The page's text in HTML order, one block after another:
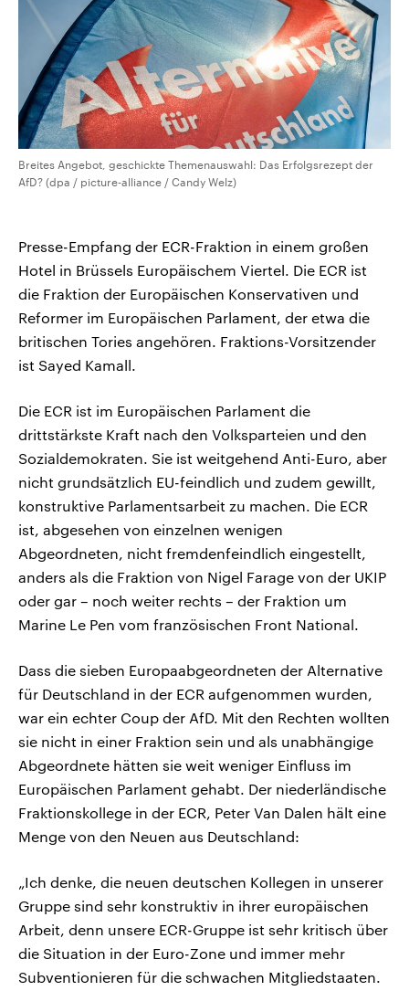
Breites Angebot, geschickte Themenauswahl: Das Erfolgsrezept der
AfD? (dpa / picture-alliance / Candy Welz)
Presse-Empfang der ECR-Fraktion in einem großen
Hotel in Brüssels Europäischem Viertel. Die ECR ist
die Fraktion der Europäischen Konservativen und
Reformer im Europäischen Parlament, der etwa die
britischen Tories angehören. Fraktions-Vorsitzender
ist Sayed Kamall.
Die ECR ist im Europäischen Parlament die
drittstärkste Kraft nach den Volksparteien und den
Sozialdemokraten. Sie ist weitgehend Anti-Euro, aber
nicht grundsätzlich EU-feindlich und zudem gewillt,
konstruktive Parlamentsarbeit zu machen. Die ECR
ist, abgesehen von einzelnen wenigen
Abgeordneten, nicht fremdenfeindlich eingestellt,
anders als die Fraktion von Nigel Farage von der UKIP
oder gar – noch weiter rechts – der Fraktion um
Marine Le Pen vom französischen Front National.
Dass die sieben Europaabgeordneten der Alternative
für Deutschland in der ECR aufgenommen wurden,
war ein echter Coup der AfD. Mit den Rechten wollten
sie nicht in einer Fraktion sein und als unabhängige
Abgeordnete hätten sie weit weniger Einfluss im
Europäischen Parlament gehabt. Der niederländische
Fraktionskollege in der ECR, Peter Van Dalen hält eine
Menge von den Neuen aus Deutschland:
„Ich denke, die neuen deutschen Kollegen in unserer
Gruppe sind sehr konstruktiv in ihrer europäischen
Arbeit, denn unsere ECR-Gruppe ist sehr kritisch über
die Situation in der Euro-Zone und immer mehr
Subventionieren für die schwachen Mitgliedstaaten.